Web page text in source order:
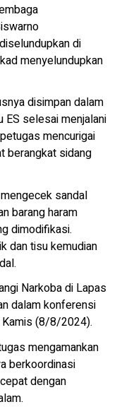
di
menyelundupkan
disimpan dalam
ES selesai menjalani
mencurigai
berangkat sidang
sandal
barang haram
dimodifikasi.
dan tisu kemudian
Narkoba di Lapas
dalam konferensi
(8/8/2024).
mengamankan
berkoordinasi
dengan